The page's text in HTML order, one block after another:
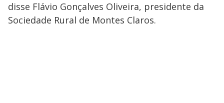
disse Flávio Gonçalves Oliveira, presidente da
Sociedade Rural de Montes Claros.